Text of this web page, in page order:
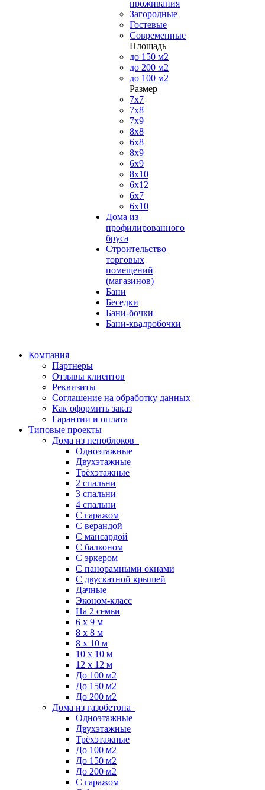
проживания
Загородные
Гостевые
Современные
Площадь
до 150 м2
до 200 м2
до 100 м2
Размер
7х7
7х8
7х9
8х8
6х8
8х9
6х9
8х10
6х12
6х7
6х10
Дома из
профилированного
бруса
Строительство
торговых
помещений
(магазинов)
Бани
Беседки
Бани-бочки
Бани-квадробочки
Компания
Партнеры
Отзывы клиентов
Реквизиты
Соглашение на обработку данных
Как оформить заказ
Гарантии и оплата
Типовые проекты
Дома из пеноблоков
Одноэтажные
Двухэтажные
Трёхэтажные
2 спальни
3 спальни
4 спальни
С гаражом
С верандой
С мансардой
С балконом
C эркером
С панорамными окнами
С двускатной крышей
Дачные
Эконом-класс
На 2 семьи
6 x 9 м
8 x 8 м
8 x 10 м
10 x 10 м
12 x 12 м
До 100 м2
До 150 м2
До 200 м2
Дома из газобетона
Одноэтажные
Двухэтажные
Трёхэтажные
До 100 м2
До 150 м2
До 200 м2
С гаражом